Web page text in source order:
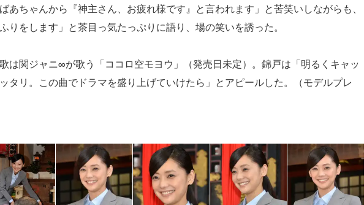
あちゃんから『神主さん、お疲れ様です』と言われます」と苦笑いしながらも、
りをします」と茶目っ気たっぷりに語り、場の笑いを誘った。
は関ジャニ∞が歌う「ココロ空モヨウ」（発売日未定）。錦戸は「明るくキャッ
タリ。この曲でドラマを盛り上げていけたら」とアピールした。（モデルプレ